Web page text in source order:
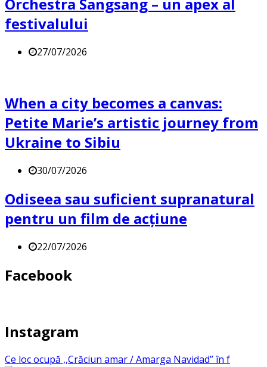
Orchestra Sangsang – un apex al
festivalului
27/07/2026
When a city becomes a canvas:
Petite Marie’s artistic journey from
Ukraine to Sibiu
30/07/2026
Odiseea sau suficient supranatural
pentru un film de acțiune
22/07/2026
Facebook
Instagram
Ce loc ocupă ,,Crăciun amar / Amarga Navidad” în f